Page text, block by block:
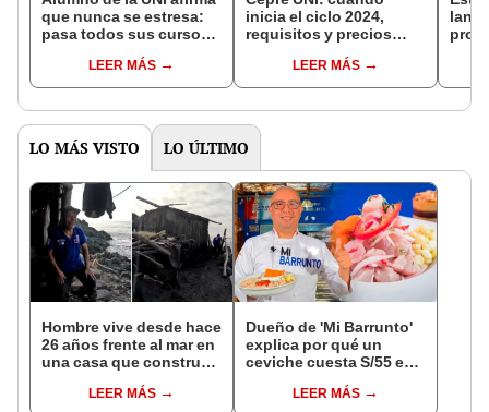
que nunca se estresa:
pasa todos sus cursos y
LEER MÁS
inicia el ciclo 2024,
requisitos y precios
LEER MÁS
LO MÁS VISTO LO ÚLTIMO
Hombre vive desde hace
26 años frente al mar en
una casa que construyó
que dejó la marea
LEER MÁS
Dueño de 'Mi Barrunto'
explica por qué un
ceviche cuesta S/55 en
LEER MÁS